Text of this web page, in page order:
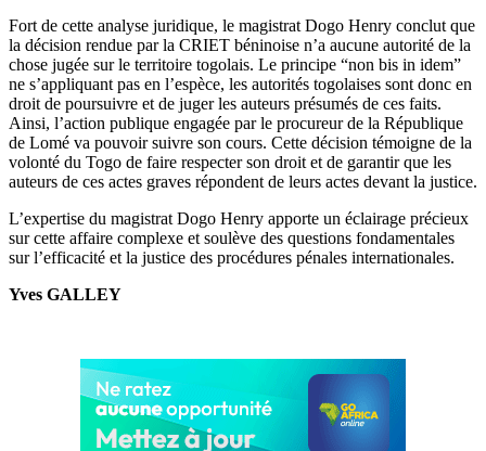
Fort de cette analyse juridique, le magistrat Dogo Henry conclut que
la décision rendue par la CRIET béninoise n’a aucune autorité de la
chose jugée sur le territoire togolais. Le principe “non bis in idem”
ne s’appliquant pas en l’espèce, les autorités togolaises sont donc en
droit de poursuivre et de juger les auteurs présumés de ces faits.
Ainsi, l’action publique engagée par le procureur de la République
de Lomé va pouvoir suivre son cours. Cette décision témoigne de la
volonté du Togo de faire respecter son droit et de garantir que les
auteurs de ces actes graves répondent de leurs actes devant la justice.
L’expertise du magistrat Dogo Henry apporte un éclairage précieux
sur cette affaire complexe et soulève des questions fondamentales
sur l’efficacité et la justice des procédures pénales internationales.
Yves GALLEY